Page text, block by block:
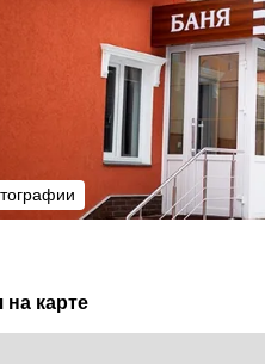
на карте